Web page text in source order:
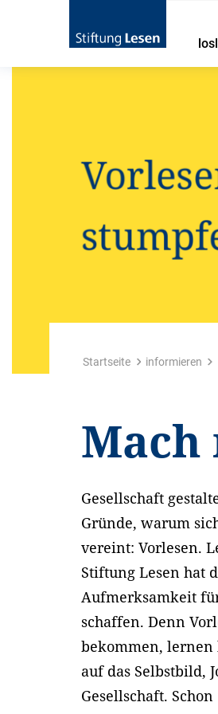
Startseite informieren
Gesellschaft
Gründe, warum
vereint: Vorlesen.
Stiftung Lesen hat
Aufmerksamkeit
schaffen. Denn
bekommen, lernen
auf das Selbstbild,
Gesellschaft.